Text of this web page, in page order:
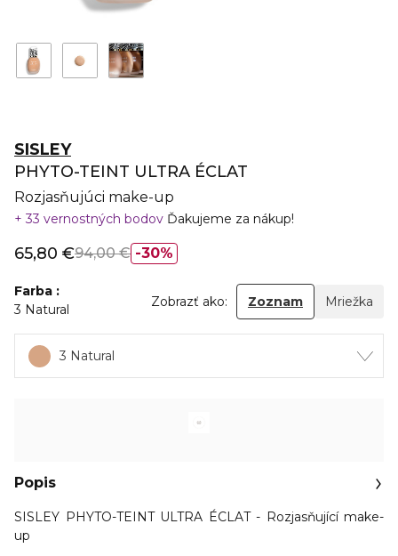
SISLEY
PHYTO-TEINT ULTRA ÉCLAT
Rozjasňujúci make-up
33 vernostných bodov Ďakujeme za nákup!
30%
65,80 €94,00 €
Farba
3 Natural
Zobrazť ako: Zoznam Mriežka
3 Natural
Popis
SISLEY PHYTO-TEINT ULTRA ÉCLAT - Rozjasňující make-
up